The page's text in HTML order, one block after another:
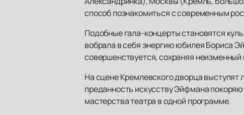
способ познакомиться с современным
Подобные гала-концерты становятся
вобрала в себя энергию юбилея Бориса
совершенствуется, сохраняя неизменный
На сцене Кремлевского дворца выступят
преданность искусству Эйфмана
мастерства театра в одной программе.